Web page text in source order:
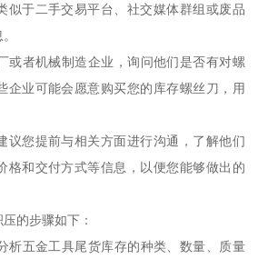
似于二手交易平台、社交媒体群组或废品
或者机械制造企业，询问他们是否有对螺
企业可能会愿意购买您的库存螺丝刀，用
议您提前与相关方面进行沟通，了解他们
格和交付方式等信息，以便您能够做出的
的步骤如下：
析五金工具尾货库存的种类、数量、质量